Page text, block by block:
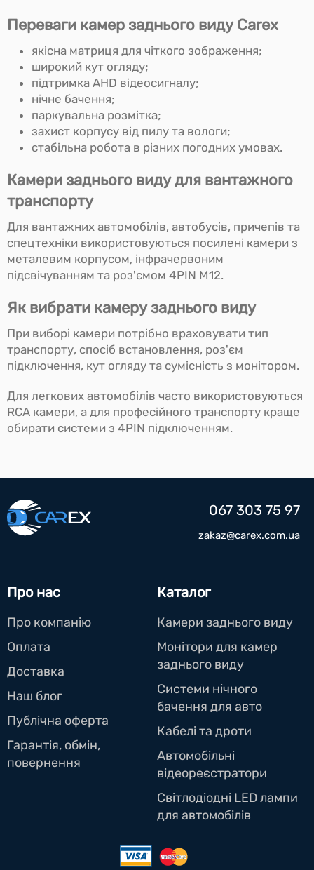
Переваги камер заднього виду Carex
якісна матриця для чіткого зображення;
широкий кут огляду;
підтримка AHD відеосигналу;
нічне бачення;
паркувальна розмітка;
захист корпусу від пилу та вологи;
стабільна робота в різних погодних умовах.
Камери заднього виду для вантажного
транспорту
Для вантажних автомобілів, автобусів, причепів та
спецтехніки використовуються посилені камери з
металевим корпусом, інфрачервоним
підсвічуванням та роз'ємом 4PIN M12.
Як вибрати камеру заднього виду
При виборі камери потрібно враховувати тип
транспорту, спосіб встановлення, роз'єм
підключення, кут огляду та сумісність з монітором.
Для легкових автомобілів часто використовуються
RCA камери, а для професійного транспорту краще
обирати системи з 4PIN підключенням.
Про нас
Про компанію
Оплата
Доставка
Наш блог
Публічна оферта
Гарантія, обмін,
повернення
Каталог
Камери заднього виду
Монітори для камер
заднього виду
Системи нічного
бачення для авто
Кабелі та дроти
Автомобільні
відеореєстратори
Світлодіодні LED лампи
для автомобілів
067 303 75 97
zakaz@carex.com.ua